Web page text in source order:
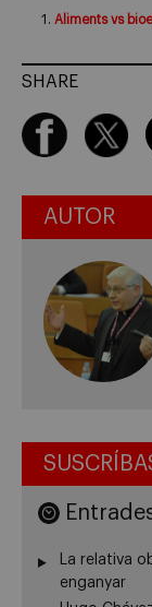
Aliments vs
SHARE
AUTOR
La relativa
enganyar